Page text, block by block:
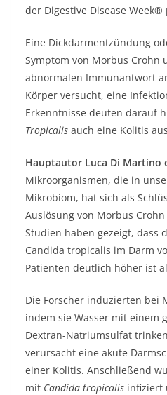
der Digestive Disease
Eine Dickdarmentzündung
Symptom von Morbus Crohn
abnormalen Immunantwort
Körper versucht, eine
Erkenntnisse deuten darauf
Tropicalis auch eine Kolitis
Hauptautor Luca Di Martino
Mikroorganismen, die in
Mikrobiom, hat sich als
Auslösung von Morbus
Studien haben gezeigt, dass
Candida tropicalis im Darm
Patienten deutlich höher ist
Die Forscher induzierten bei
indem sie Wasser mit einem
Dextran-Natriumsulfat
verursacht eine akute
einer Kolitis. Anschließend
mit Candida tropicalis infiziert